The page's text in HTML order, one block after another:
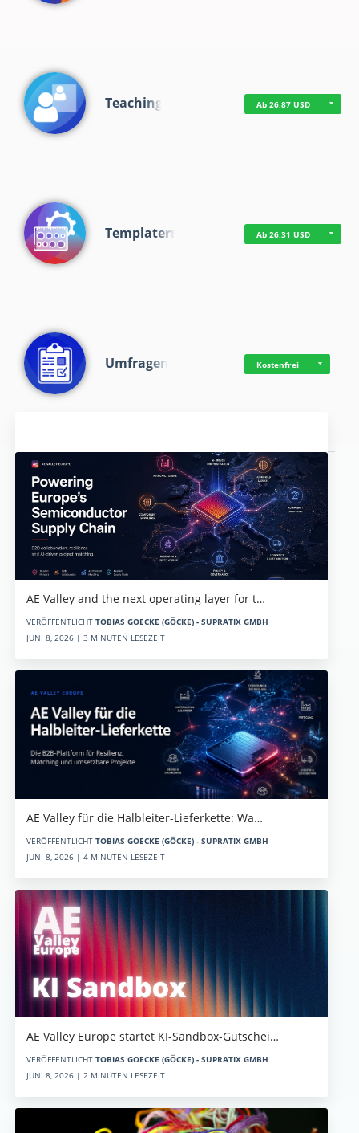
Teaching Ab 26,87 USD
Templaterr Ab 26,31 USD
Umfragen Kostenfrei
AE Valley and the next operating layer for t…
VERÖFFENTLICHT TOBIAS GOECKE (GÖCKE) - SUPRATIX GMBH
JUNI 8, 2026 | 3 MINUTEN LESEZEIT
AE Valley für die Halbleiter-Lieferkette: Wa…
VERÖFFENTLICHT TOBIAS GOECKE (GÖCKE) - SUPRATIX GMBH
JUNI 8, 2026 | 4 MINUTEN LESEZEIT
AE Valley Europe startet KI-Sandbox-Gutschei…
VERÖFFENTLICHT TOBIAS GOECKE (GÖCKE) - SUPRATIX GMBH
JUNI 8, 2026 | 2 MINUTEN LESEZEIT